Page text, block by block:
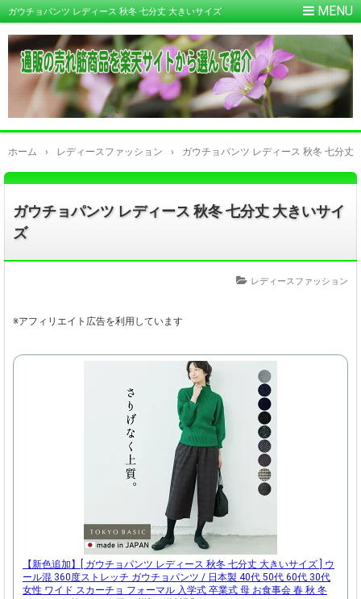
ガウチョパンツ レディース 秋冬 七分丈 大きいサイズ
ホーム › レディースファッション › ガウチョパンツ レディース 秋冬 七分丈
ガウチョパンツ レディース 秋冬 七分丈 大きいサイ
ズ
レディースファッション
※アフィリエイト広告を利用しています
【新色追加】[ ガウチョパンツ レディース 秋冬 七分丈 大きいサイズ ] ウ
ール混 360度ストレッチ ガウチョパンツ / 日本製 40代 50代 60代 30代
女性 ワイド スカーチョ フォーマル 入学式 卒業式 母 お食事会 春 秋 冬